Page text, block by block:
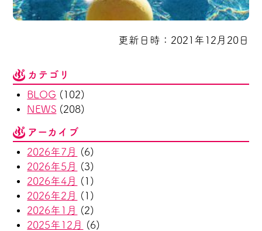
更新日時：2021年12月20日
カテゴリ
BLOG (102)
NEWS (208)
アーカイブ
2026年7月
(6)
2026年5月
(3)
2026年4月
(1)
2026年2月
(1)
2026年1月
(2)
2025年12月
(6)